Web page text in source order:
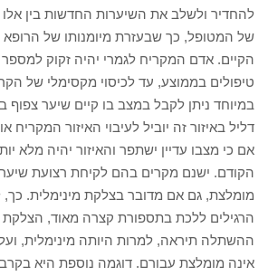
להחדיר ולשלב את השיערות החדשות בין
של המטופל, כך שבעזרת מיומנותו של
טיפולים בממוצע, עד לכיסוי מקסימלי של
במיוחד ניתן לקבל במצב בו קיים שיער צפוף
דליל באיזור זה יוביל לעיבוי האיזור המקריח
אם כי מצבו עדיין ישתפר והאיזור יהיה מלא
הקודם. ישנם מקרים בהם לקיחת רצועת
מומלצת, גם אם מדובר בצלקת מינימלית.
הרגילים ללכת בתספורת קצרה מאוד,
אינה מומלצת עבורם. דוגמה נוספת היא